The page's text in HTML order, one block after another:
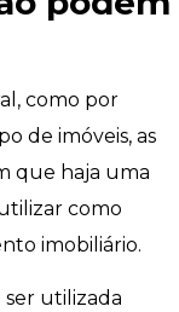
como por
de imóveis, as
que haja uma
como
imobiliário.
utilizada